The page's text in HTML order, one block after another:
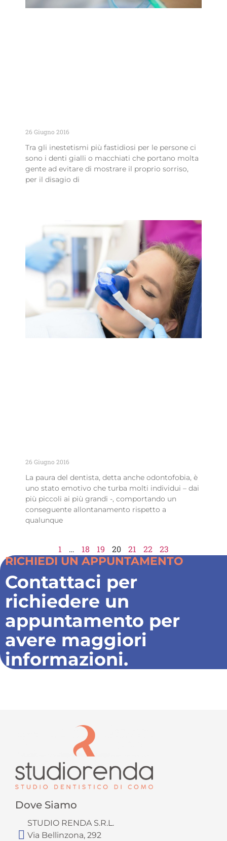
26 Giugno 2016
Tra gli inestetismi più fastidiosi per le persone ci
sono i denti gialli o macchiati che portano molta
gente ad evitare di mostrare il proprio sorriso,
per il disagio di
26 Giugno 2016
La paura del dentista, detta anche odontofobia, è
uno stato emotivo che turba molti individui – dai
più piccoli ai più grandi -, comportando un
conseguente allontanamento rispetto a
qualunque
1 … 18 19 20 21 22 23
RICHIEDI UN APPUNTAMENTO
Contattaci per
richiedere un
appuntamento per
avere maggiori
informazioni.
Dove Siamo
STUDIO RENDA S.R.L.
Via Bellinzona, 292